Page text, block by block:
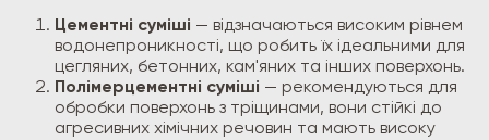
Цементні суміші — відзначаються високим рівнем
водонепроникності, що робить їх ідеальними для
цегляних, бетонних, кам'яних та інших поверхонь.
Полімерцементні суміші — рекомендуються для
обробки поверхонь з тріщинами, вони стійкі до
агресивних хімічних речовин та мають високу